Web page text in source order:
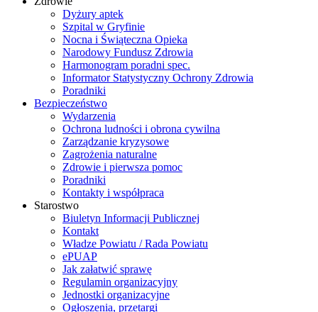
Dyżury aptek
Szpital w Gryfinie
Nocna i Świąteczna Opieka
Narodowy Fundusz Zdrowia
Harmonogram poradni spec.
Informator Statystyczny Ochrony Zdrowia
Poradniki
Bezpieczeństwo
Wydarzenia
Ochrona ludności i obrona cywilna
Zarządzanie kryzysowe
Zagrożenia naturalne
Zdrowie i pierwsza pomoc
Poradniki
Kontakty i współpraca
Starostwo
Biuletyn Informacji Publicznej
Kontakt
Władze Powiatu / Rada Powiatu
ePUAP
Jak załatwić sprawę
Regulamin organizacyjny
Jednostki organizacyjne
Ogłoszenia, przetargi